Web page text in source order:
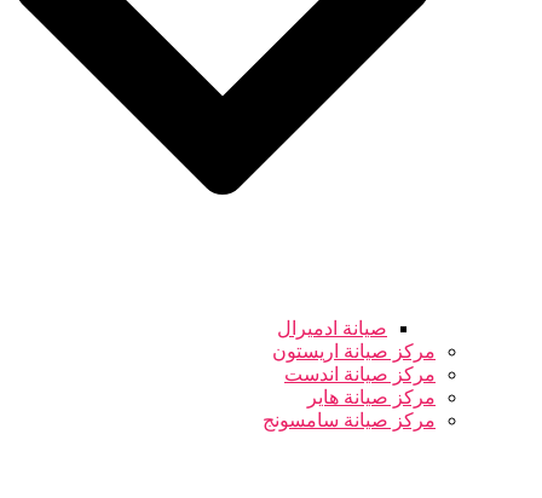
صيانة ادميرال
مركز صيانة اريستون
مركز صيانة اندست
مركز صيانة هاير
مركز صيانة سامسونج